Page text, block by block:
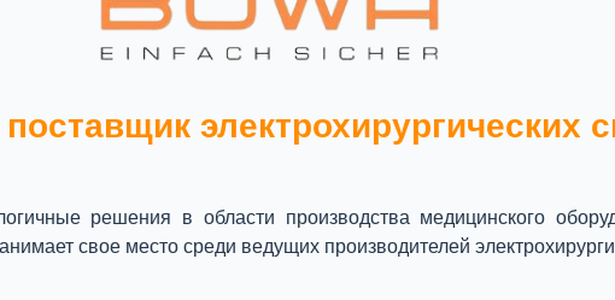
электрохирургических
решения в области производства медицинского
свое место среди ведущих производителей